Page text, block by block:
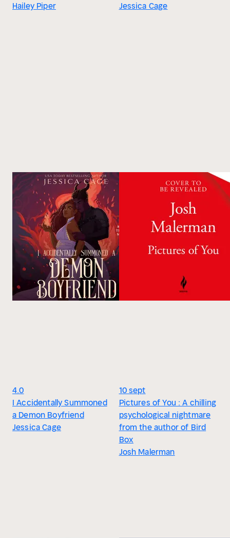
Hailey Piper
Jessica Cage
4.0
I Accidentally Summoned
a Demon Boyfriend
Jessica Cage
10 sept
Pictures of You : A chilling
psychological nightmare
from the author of Bird
Box
Josh Malerman